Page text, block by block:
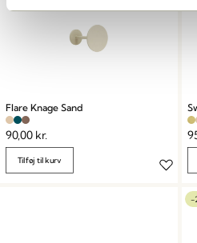
Flare Knage Sand
90,00 kr.
Tilføj til kurv
-